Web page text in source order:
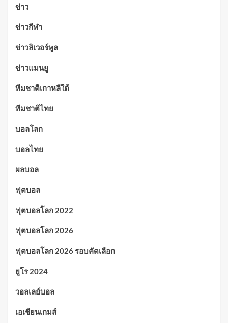
ข่าว
ข่าวกีฬา
ข่าวลิเวอร์พูล
ข่าวแมนยู
ทีมชาติเกาหลีใต้
ทีมชาติไทย
บอลโลก
บอลไทย
ผลบอล
ฟุตบอล
ฟุตบอลโลก 2022
ฟุตบอลโลก 2026
ฟุตบอลโลก 2026 รอบคัดเลือก
ยูโร 2024
วอลเลย์บอล
เอเชียนเกมส์